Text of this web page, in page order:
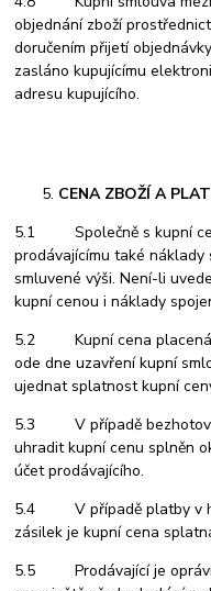
objednání zboží
doručením přijetí
zasláno kupujícímu
adresu kupujícího.
CENA ZBOŽÍ A
5.1 Společně s kupní
prodávajícímu také náklady
smluvené výši. Není-li
kupní cenou i náklady
5.2 Kupní cena placená
ode dne uzavření kupní
ujednat splatnost kupní
5.3 V případě
uhradit kupní cenu splněn
účet prodávajícího.
5.4 V případě platby v
zásilek je kupní cena
5.5 Prodávající je